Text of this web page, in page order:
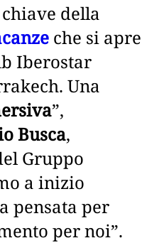
della
che si apre
Iberostar
Una
”,
Busca,
Gruppo
a inizio
pensata per
per noi”.